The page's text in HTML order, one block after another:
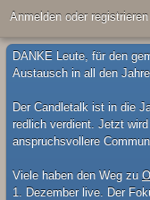
Anmelden oder registrieren
DANKE Leute, für den
Austausch in all den
Der Candletalk ist in die
redlich verdient. Jetzt
anspruchsvollere
Viele haben den Weg zu
1. Dezember live. Der